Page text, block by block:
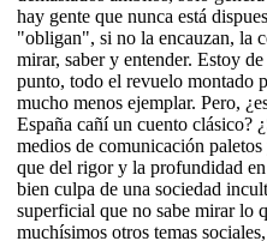
hay gente que nunca está
"obligan", si no la encauzan, la
mirar, saber y entender. Estoy
punto, todo el revuelo montado
mucho menos ejemplar. Pero,
España cañí un cuento clásico?
medios de comunicación
que del rigor y la profundidad
bien culpa de una sociedad
superficial que no sabe mirar lo
muchísimos otros temas